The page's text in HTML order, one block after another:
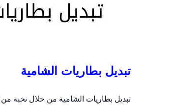
تبديل بطاريات الشامية
تبديل بطاريات الشامية من خلال نخبة